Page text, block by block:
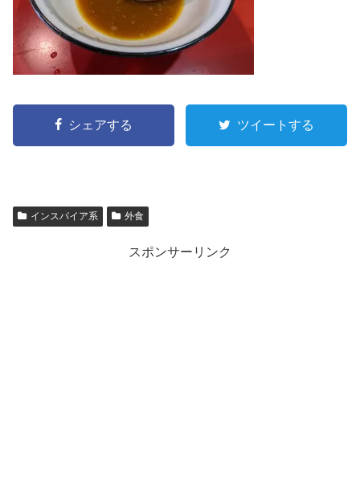
シェアする ツイートする
インスパイア系 外食
スポンサーリンク